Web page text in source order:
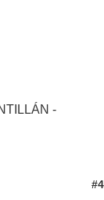
-
#4